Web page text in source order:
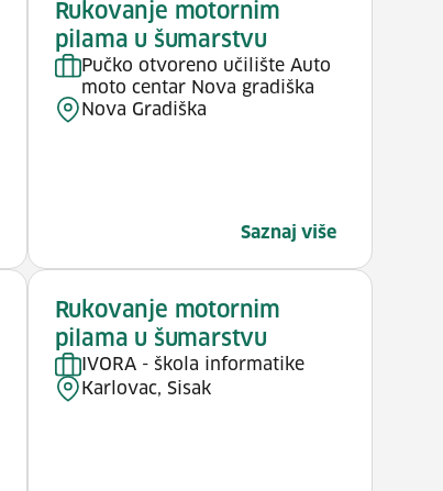
Rukovanje motornim
pilama u šumarstvu
Pučko otvoreno učilište Auto
moto centar Nova gradiška
Nova Gradiška
Saznaj više
Rukovanje motornim
pilama u šumarstvu
IVORA - škola informatike
Karlovac, Sisak